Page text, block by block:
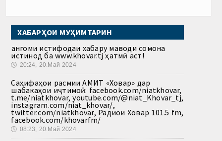
ХАБАРҲОИ МУҲИМТАРИН
Ҳангоми истифодаи хабару маводи сомона
истинод ба www.khovar.tj ҳатмӣ аст!
🕔 20:24, 20.Май 2024
Саҳифаҳои расмии АМИТ «Ховар» дар
шабакаҳои иҷтимоӣ: facebook.com/niatkhovar,
t.me/niatkhovar, youtube.com/@niat_Khovar_tj,
instagram.com/niat_khovar/,
twitter.com/niatkhovar, Радиои Ховар 101.5 fm,
facebook.com/khovarfm/
🕔 08:23, 20.Май 2024